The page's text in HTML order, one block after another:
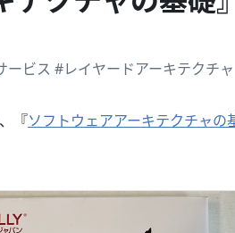
ービス #レイヤードアーキテクチャ
『ソフトウェアアーキテクチャ